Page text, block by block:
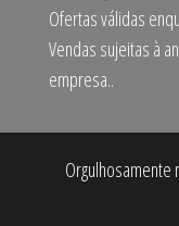
Ofertas válidas
Vendas sujeitas à
empresa..
Orgulhosamente